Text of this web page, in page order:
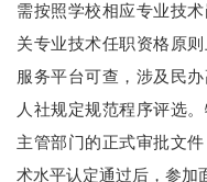
需按照学校相应专业技
关专业技术任职资格原
服务平台可查，涉及民
人社规定规范程序评选
主管部门的正式审批文
术水平认定通过后，参加